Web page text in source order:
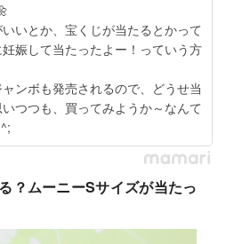
いとか、宝くじが当たるとかって
娠して当たったよー！っていう方
ンボも発売されるので、どうせ当
つつも、買ってみようか～なんて
？ムーニーSサイズが当たっ